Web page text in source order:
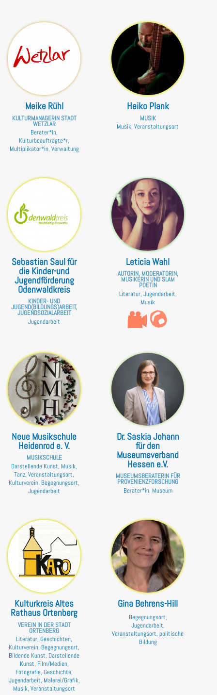
Meike Rühl
KULTURMANAGERIN STADT
WETZLAR
Berater*in,
Kulturbeauftragte*r,
Multiplikator*in, Verwaltung
Heiko Plank
MUSIK
Musik, Veranstaltungsort
Sebastian Saul für
die Kinder-und
Jugendförderung
Odenwaldkreis
KINDER- UND
JUGEND(BILDUNGS)ARBEIT,
JUGENDSOZIALARBEIT
Jugendarbeit
Leticia Wahl
AUTORIN, MODERATORIN,
MUSIKERIN UND SLAM
POETIN
Literatur, Jugendarbeit,
Musik
Neue Musikschule
Heidenrod e. V.
MUSIKSCHULE
Darstellende Kunst, Musik,
Tanz, Veranstaltungsort,
Kulturverein, Begegnungsort,
Jugendarbeit
Dr. Saskia Johann
für den
Museumsverband
Hessen e.V.
MUSEUMSBERATERIN FÜR
PROVENIENZFORSCHUNG
Berater*in, Museum
Kulturkreis Altes
Rathaus Ortenberg
VEREIN IN DER STADT
ORTENBERG
Literatur, Geschichten,
Kulturverein, Begegnungsort,
Bildende Kunst, Darstellende
Kunst, Film/Medien,
Fotografie, Geschichte,
Jugendarbeit, Malerei/Grafik,
Musik, Veranstaltungsort
Gina Behrens-Hill
Begegnungsort,
Jugendarbeit,
Veranstaltungsort, politische
Bildung